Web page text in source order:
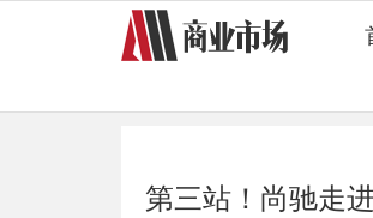
第三站！尚驰走